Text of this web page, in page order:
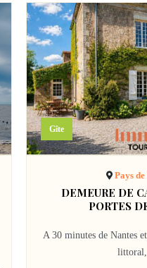
Gîte
Pays
DEMEURE DE
PORTES
A 30 minutes de Nantes
littoral,